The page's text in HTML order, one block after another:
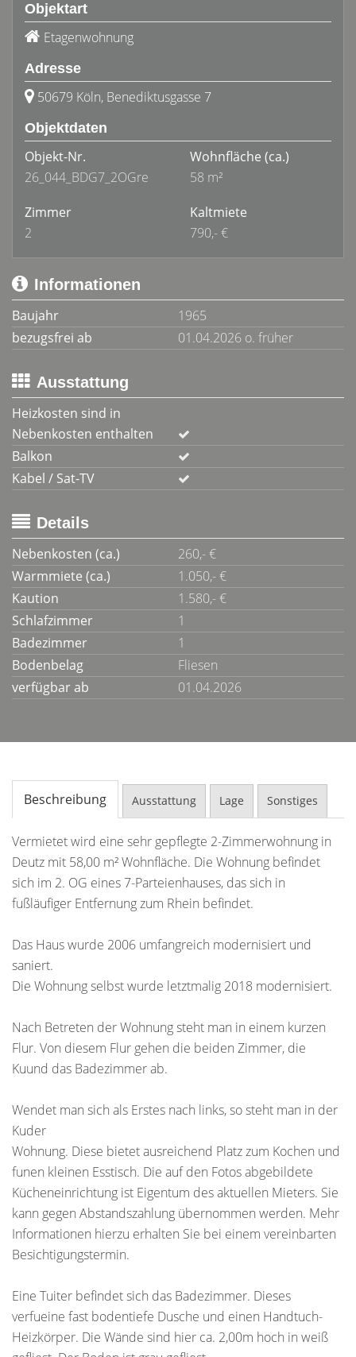
Objektart
Etagenwohnung
Adresse
50679 Köln, Benediktusgasse 7
Objektdaten
Objekt-Nr.
26_044_BDG7_2OGre
Wohnfläche (ca.)
58 m²
Zimmer
2
Kaltmiete
790,- €
Informationen
Baujahr
1965
bezugsfrei ab
01.04.2026 o. früher
Ausstattung
Heizkosten sind in
Nebenkosten enthalten
Balkon
Kabel / Sat-TV
Details
Nebenkosten (ca.)
260,- €
Warmmiete (ca.)
1.050,- €
Kaution
1.580,- €
Schlafzimmer
1
Badezimmer
1
Bodenbelag
Fliesen
verfügbar ab
01.04.2026
Beschreibung Ausstattung Lage Sonstiges
Vermietet wird eine sehr gepflegte 2-Zimmerwohnung in
Deutz mit 58,00 m² Wohnfläche. Die Wohnung befindet
sich im 2. OG eines 7-Parteienhauses, das sich in
fußläufiger Entfernung zum Rhein befindet.
Das Haus wurde 2006 umfangreich modernisiert und
saniert.
Die Wohnung selbst wurde letztmalig 2018 modernisiert.
Nach Betreten der Wohnung steht man in einem kurzen
Flur. Von diesem Flur gehen die beiden Zimmer, die
Kuund das Badezimmer ab.
Wendet man sich als Erstes nach links, so steht man in der
Kuder
Wohnung. Diese bietet ausreichend Platz zum Kochen und
funen kleinen Esstisch. Die auf den Fotos abgebildete
Kücheneinrichtung ist Eigentum des aktuellen Mieters. Sie
kann gegen Abstandszahlung übernommen werden. Mehr
Informationen hierzu erhalten Sie bei einem vereinbarten
Besichtigungstermin.
Eine Tuiter befindet sich das Badezimmer. Dieses
verfueine fast bodentiefe Dusche und einen Handtuch-
Heizkörper. Die Wände sind hier ca. 2,00m hoch in weiß